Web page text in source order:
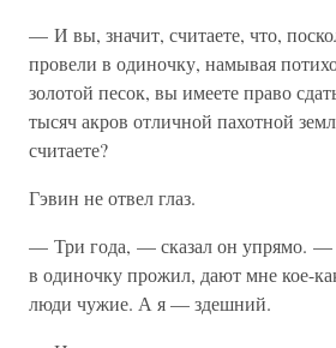
— И вы, значит, считаете, что,
провели в одиночку, намывая
золотой песок, вы имеете право
тысяч акров отличной пахотной
считаете?
Гэвин не отвел глаз.
— Три года, — сказал он упрямо. —
в одиночку прожил, дают мне кое-
люди чужие. А я — здешний.